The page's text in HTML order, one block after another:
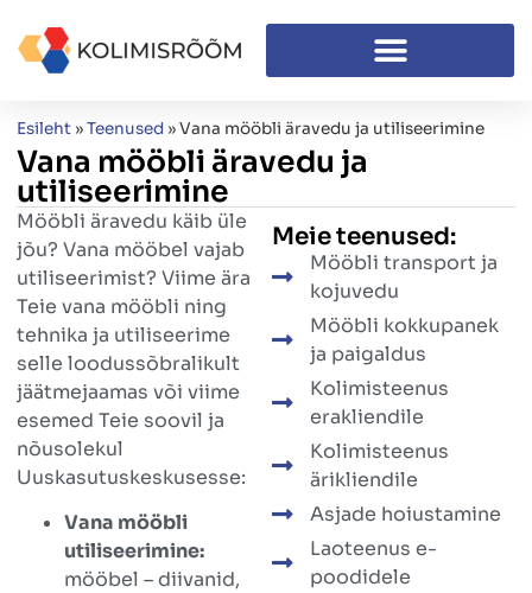
Esileht »Teenused »Vana mööbli äravedu ja utiliseerimine
Vana mööbli äravedu ja
utiliseerimine
Mööbli äravedu käib üle
jõu? Vana mööbel vajab
utiliseerimist? Viime ära
Teie vana mööbli ning
tehnika ja utiliseerime
selle loodussõbralikult
jäätmejaamas või viime
esemed Teie soovil ja
nõusolekul
Uuskasutuskeskusesse:
Vana mööbli
utiliseerimine:
mööbel – diivanid,
Meie teenused:
Mööbli transport ja
kojuvedu
Mööbli kokkupanek
ja paigaldus
Kolimisteenus
erakliendile
Kolimisteenus
ärikliendile
Asjade hoiustamine
Laoteenus e-
poodidele